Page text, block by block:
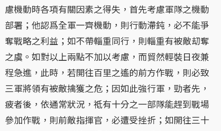
慮機動時各項有關因素之得失，首先考慮軍隊之機動
部署；他認爲全軍一齊機動，則行動滯鈍，必不能爭
奪戰略之利益；如不帶輜重同行，則輜重有被敵刧奪
之虞。如對以上兩點不加以考慮，而貿然輕裝日夜兼
程急進，此時，若開往百里之遙的前方作戰，則必致
三軍將領有被敵擒獲之危；因如此強行軍，勁者先，
疲者後，依通常狀況，祗有十分之一部隊能趕到戰場
參加作戰，則前敵指揮官，必遭受挫折；如開往三十